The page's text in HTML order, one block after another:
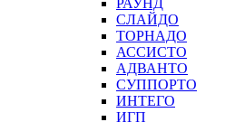
РАУНД
СЛАЙДО
ТОРНАДО
АССИСТО
АДВАНТО
СУППОРТО
ИНТЕГО
ИГП